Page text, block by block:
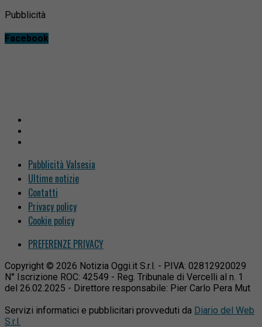
Pubblicità
Facebook
Pubblicità Valsesia
Ultime notizie
Contatti
Privacy policy
Cookie policy
PREFERENZE PRIVACY
Copyright © 2026 Notizia Oggi.it S.r.l. - P.IVA: 02812920029
N° Iscrizione ROC: 42549 - Reg. Tribunale di Vercelli al n. 1
del 26.02.2025 - Direttore responsabile: Pier Carlo Pera Mut
Servizi informatici e pubblicitari provveduti da Diario del Web
S.r.l.